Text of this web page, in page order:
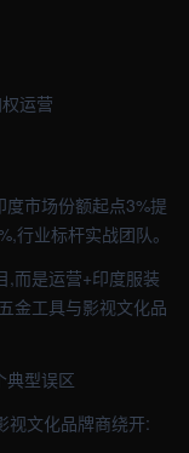
运营
市场份额起点3%提
行业标杆实战团队。
,而是运营+印度服装
金工具与影视文化品
典型误区
视文化品牌商绕开: